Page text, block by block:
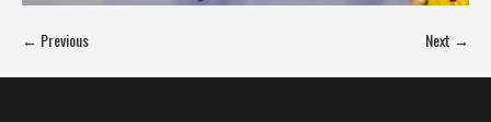
← Previous Next →